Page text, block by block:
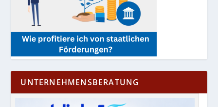
UNTERNEHMENSBERATUNG